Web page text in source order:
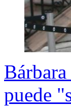
puede